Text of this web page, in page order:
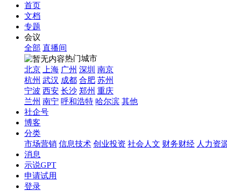
首页
文档
专题
会议
全部 直播间
热门城市
北京
上海 广州 深圳 南京
杭州 武汉 成都 合肥 苏州
宁波 西安 长沙 郑州 重庆
兰州 南宁 呼和浩特 哈尔滨 其他
社企号
博客
分类
市场营销 信息技术 创业投资 社会人文 财务财经 人力资
消息
示说GPT
申请试用
登录